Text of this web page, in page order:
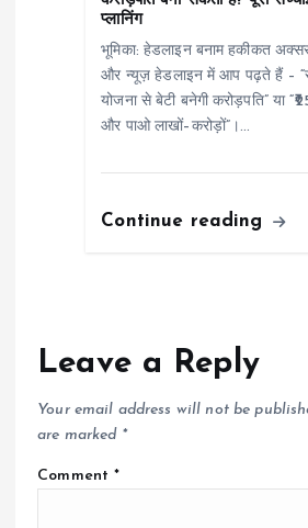
प्लानिंग
भूमिका: हेडलाइन बनाम हकीकत
और न्यूज़ हेडलाइन में आप पढ़ते हैं –
योजना से बेटी बनेगी करोड़पति” या
और पाओ लाखों–करोड़ों”।…
Continue reading
Leave a Reply
Your email address will not be
are marked *
Comment*